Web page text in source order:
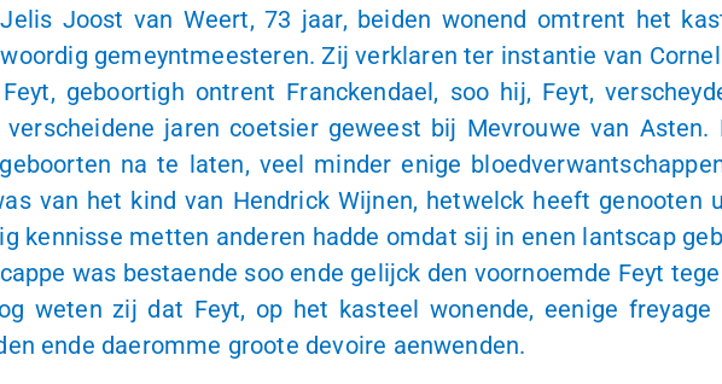
Joost van Weert, 73 jaar, beiden wonend omtrent het
gemeyntmeesteren. Zij verklaren ter instantie van
geboortigh ontrent Franckendael, soo hij, Feyt,
jaren coetsier geweest bij Mevrouwe van
na te laten, veel minder enige
van het kind van Hendrick Wijnen, hetwelck heeft genooten
kennisse metten anderen hadde omdat sij in enen lantscap
was bestaende soo ende gelijck den voornoemde Feyt
weten zij dat Feyt, op het kasteel wonende, eenige
ende daeromme groote devoire aenwenden.